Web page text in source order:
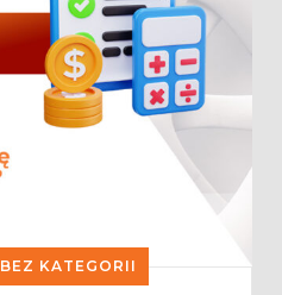
BEZ KATEGORII